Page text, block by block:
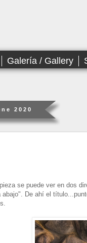
Galería / Gallery
2020
se puede ver en dos
abajo". De ahí el